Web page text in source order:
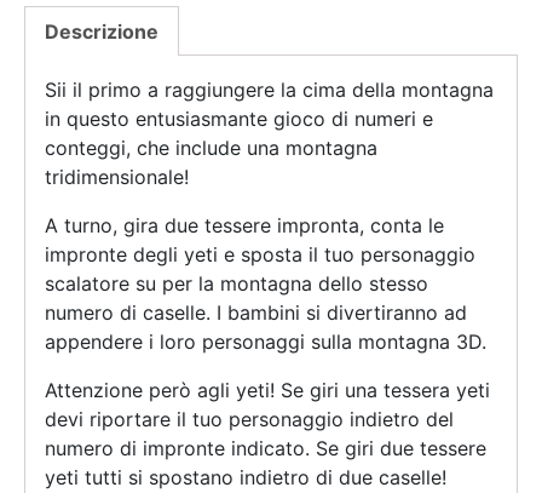
Descrizione
Sii il primo a raggiungere la cima della montagna
in questo entusiasmante gioco di numeri e
conteggi, che include una montagna
tridimensionale!
A turno, gira due tessere impronta, conta le
impronte degli yeti e sposta il tuo personaggio
scalatore su per la montagna dello stesso
numero di caselle. I bambini si divertiranno ad
appendere i loro personaggi sulla montagna 3D.
Attenzione però agli yeti! Se giri una tessera yeti
devi riportare il tuo personaggio indietro del
numero di impronte indicato. Se giri due tessere
yeti tutti si spostano indietro di due caselle!